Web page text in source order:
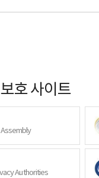
호 사이트
Authorities